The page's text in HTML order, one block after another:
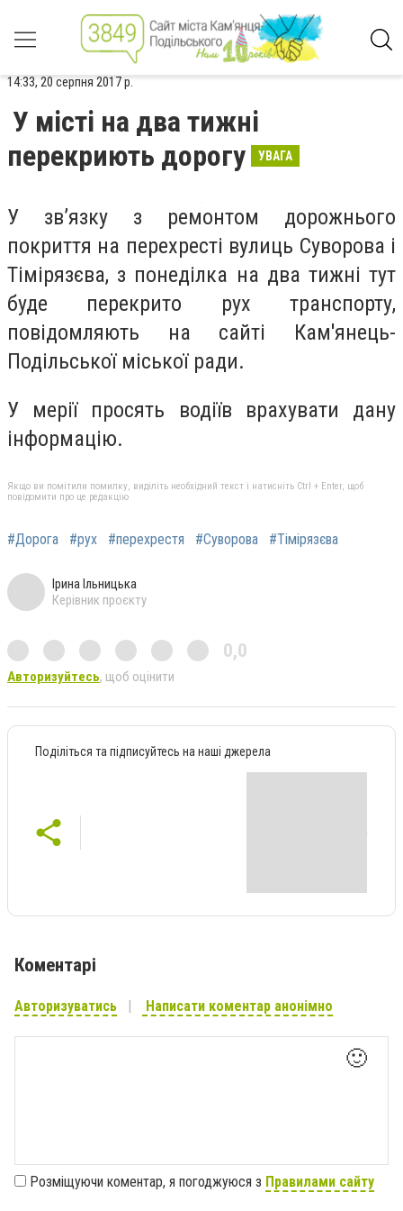
14:33, 20 серпня 2017 р.
У місті на два тижні
перекриють дорогу
УВАГА
У зв’язку з ремонтом дорожнього
покриття на перехресті вулиць Суворова і
Тімірязєва, з понеділка на два тижні тут
буде перекрито рух транспорту,
повідомляють на сайті Кам'янець-
Подільської міської ради.
У мерії просять водіїв врахувати дану
інформацію.
Якщо ви помітили помилку, виділіть необхідний текст і натисніть Ctrl + Enter, щоб
повідомити про це редакцію
#Дорога #рух #перехрестя #Суворова #Тімірязєва
Ірина Ільницька
Керівник проєкту
0,0
Авторизуйтесь, щоб оцінити
Поділіться та підписуйтесь на наші джерела
Коментарі
Авторизуватись Написати коментар анонімно
🙂
Розміщуючи коментар, я погоджуюся з Правилами сайту